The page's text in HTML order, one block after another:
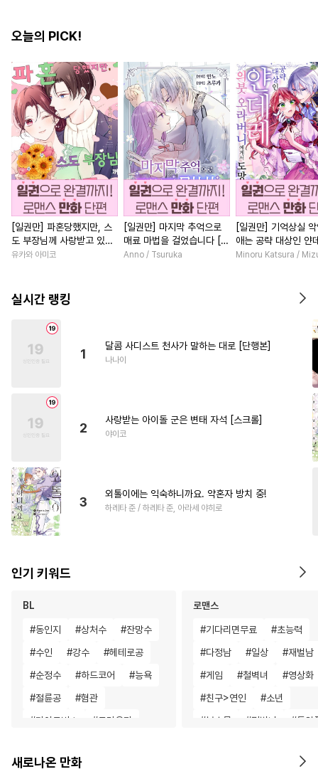
오늘의 PICK!
[일권만] 파혼당했지만, 스
도 부장님께 사랑받고 있습
니다 [단행본]
유카와 아미코
[일권만] 마지막 추억으로
매료 마법을 걸었습니다 [단
행본]
Anno / Tsuruka
[일권만] 기억상실
애는 공략 대상인 얀
붓 오라버니에게서
Minoru Katsura /
실시간 랭킹
1
달콤 사디스트 천사가 말하는 대로 [단행본]
나나이
2
사랑받는 아이돌 군은 변태 자석 [스크롤]
야이코
3
외톨이에는 익숙하니까요. 약혼자 방치 중!
하레타 준 / 하레타 준, 아라세 야히로
인기 키워드
BL
#동인지 #상처수 #잔망수
#수인 #강수 #헤테로공
#순정수 #하드코어 #능욕
#절륜공 #혐관
#가이드버스 #트라우마
#평범공 #쓰레기수
로맨스
#기다리면무료 #초능력
#다정남 #일상 #재벌남
#게임 #철벽녀 #영상화
#친구>연인 #소년
#복수물 #평범녀 #동양
원나
새로나온 만화